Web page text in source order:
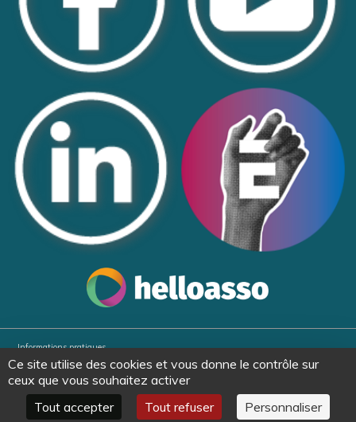
Ce site utilise des cookies et vous donne le contrôle sur
ceux que vous souhaitez activer
Tout accepter
Tout refuser Personnaliser
Informations pratiques
Partenaires
Plan du site
Politique de confidentialité et mentions légales